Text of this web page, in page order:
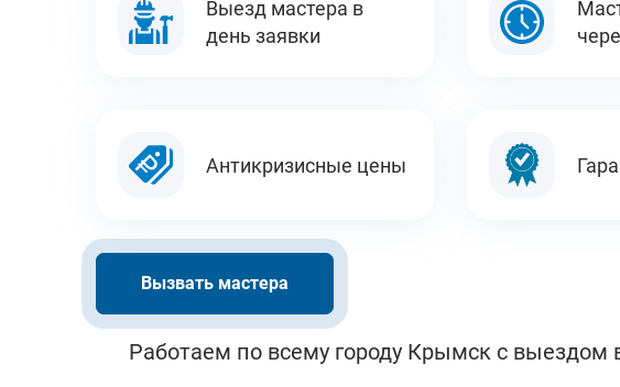
Выезд мастера в
день заявки
Антикризисные цены
Вызвать мастера
Работаем по всему городу Крымск с выездом